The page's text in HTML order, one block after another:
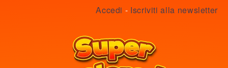
Accedi - Iscriviti alla newsletter